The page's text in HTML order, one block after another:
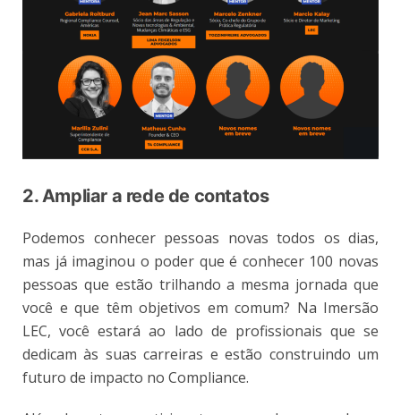
2. Ampliar a rede de contatos
Podemos conhecer pessoas novas todos os dias,
mas já imaginou o poder que é conhecer 100 novas
pessoas que estão trilhando a mesma jornada que
você e que têm objetivos em comum? Na Imersão
LEC, você estará ao lado de profissionais que se
dedicam às suas carreiras e estão construindo um
futuro de impacto no Compliance.